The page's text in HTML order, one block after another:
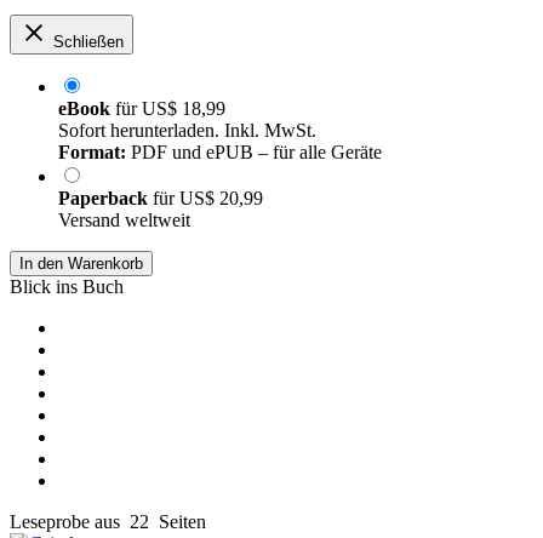
Schließen
eBook fürUS$ 18,99
Sofort herunterladen. Inkl. MwSt.
Format: PDF und ePUB – für alle Geräte
Paperback fürUS$ 20,99
Versand weltweit
In den Warenkorb
Blick ins Buch
Leseprobe aus 22 Seiten